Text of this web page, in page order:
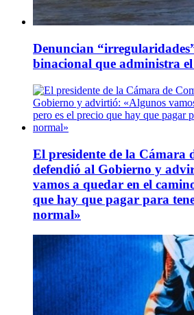
Denuncian
binacional que administra
El presidente de la Cámara
defendió al Gobierno y
vamos a quedar en el
que hay que pagar para
normal»